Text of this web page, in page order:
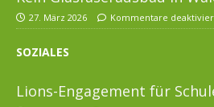
27. März 2026 Kommentare
SOZIALES
Lions-Engagement für